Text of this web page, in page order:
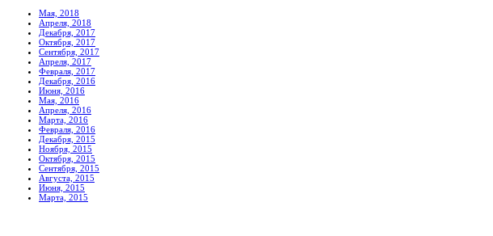
Мая, 2018
Апреля, 2018
Декабря, 2017
Октября, 2017
Сентября, 2017
Апреля, 2017
Февраля, 2017
Декабря, 2016
Июня, 2016
Мая, 2016
Апреля, 2016
Марта, 2016
Февраля, 2016
Декабря, 2015
Ноября, 2015
Октября, 2015
Сентября, 2015
Августа, 2015
Июня, 2015
Марта, 2015